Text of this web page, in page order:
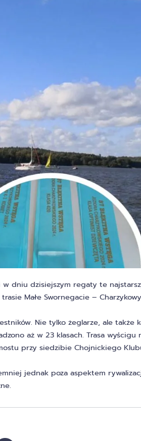
dniu dzisiejszym regaty te
Małe Swornegacie –
Nie tylko żeglarze, ale także
aż w 23 klasach. Trasa wyścigu
przy siedzibie Chojnickiego
jednak poza aspektem